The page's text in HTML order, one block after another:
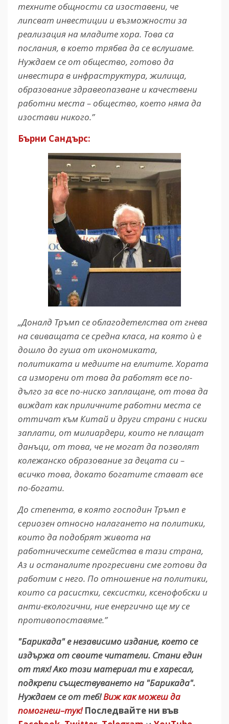
техните общности са изоставени, че
липсват инвестиции и възможности за
реализация на младите хора. Това са
послания, в което трябва да се вслушаме.
Нуждаем се от общество, готово да
инвестира в инфраструктура, жилища,
образование здравеопазване и качествени
работни места – общество, което няма да
изостави никого.”
Бърни Сандърс:
„Доналд Тръмп се облагодетелства от гнева
на свиващата се средна класа, на която ѝ е
дошло до гуша от икономиката,
политиката и медиите на елитите. Хората
са изморени от това да работят все по-
дълго за все по-ниско заплащане, от това да
виждат как приличните работни места се
оттичат към Китай и други страни с ниски
заплати, от милиардери, които не плащат
данъци, от това, че не могат да позволят
колежанско образование за децата си –
всичко това, докато богатите стават все
по-богати.
До степента, в която господин Тръмп е
сериозен относно налагането на политики,
които да подобрят живота на
работническите семейства в тази страна,
Аз и останалите прогресивни сме готови да
работим с него. По отношение на политики,
които са расистки, сексистки, ксенофобски и
анти-екологични, ние енергично ще му се
противопоставяме.”
"Барикада" е независимо издание, което се
издържа от своите читатели. Стани един
от тях! Ако този материал ти е харесал,
подкрепи съществуването на "Барикада".
Нуждаем се от теб!Виж как можеш да
помогнеш–тук! Последвайте ни във